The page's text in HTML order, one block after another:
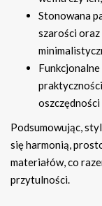
Stonowana
szarości
oszczędności
Podsumowując,
się harmonią,
materiałów, co
przytulności.